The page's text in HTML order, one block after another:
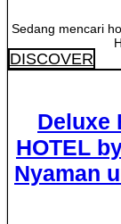
Sedang mencari
DISCOVER
Deluxe
HOTEL
Nyaman